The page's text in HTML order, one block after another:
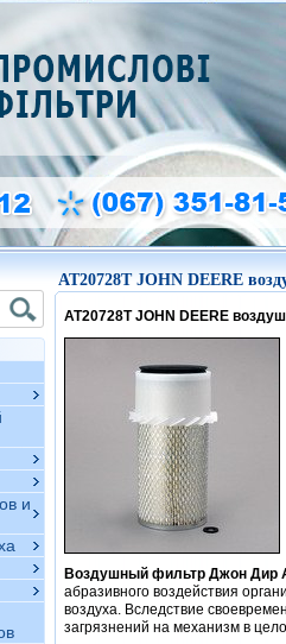
и
AT20728T JOHN DEERE
AT20728T JOHN DEERE
Воздушный фильтр Джон Дир
абразивного воздействия
воздуха. Вследствие
загрязнений на механизм в